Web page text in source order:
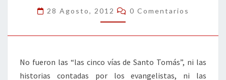
LA
FE
28 Agosto, 2012 Comentarios
0 Comentarios
No fueron las “las cinco vías de Santo Tomás”, ni las
historias contadas por los evangelistas, ni las